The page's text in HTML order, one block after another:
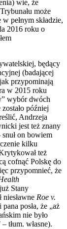
wie, że
może
pełnym składzie,
2016 roku o
będący
(badającej
przypominają
w 2015 roku
wybór dwóch
później
Andrzeja
jest też znany
on bowiem
kilku
też
cofnąć Polskę do
przypomnieć, że
Stany
Roe v.
posła, że „aż
nie było
tłum. własne).